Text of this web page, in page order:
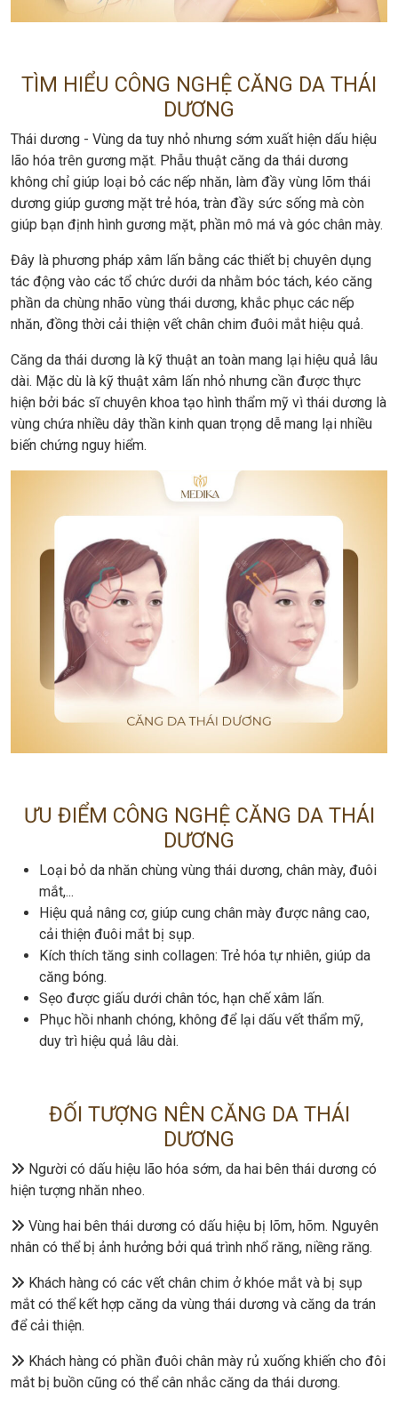
TÌM HIỂU CÔNG NGHỆ CĂNG DA THÁI
DƯƠNG
Thái dương - Vùng da tuy nhỏ nhưng sớm xuất hiện dấu hiệu
lão hóa trên gương mặt. Phẫu thuật căng da thái dương
không chỉ giúp loại bỏ các nếp nhăn, làm đầy vùng lõm thái
dương giúp gương mặt trẻ hóa, tràn đầy sức sống mà còn
giúp bạn định hình gương mặt, phần mô má và góc chân mày.
Đây là phương pháp xâm lấn bằng các thiết bị chuyên dụng
tác động vào các tổ chức dưới da nhằm bóc tách, kéo căng
phần da chùng nhão vùng thái dương, khắc phục các nếp
nhăn, đồng thời cải thiện vết chân chim đuôi mắt hiệu quả.
Căng da thái dương là kỹ thuật an toàn mang lại hiệu quả lâu
dài. Mặc dù là kỹ thuật xâm lấn nhỏ nhưng cần được thực
hiện bởi bác sĩ chuyên khoa tạo hình thẩm mỹ vì thái dương là
vùng chứa nhiều dây thần kinh quan trọng dễ mang lại nhiều
biến chứng nguy hiểm.
ƯU ĐIỂM CÔNG NGHỆ CĂNG DA THÁI
DƯƠNG
Loại bỏ da nhăn chùng vùng thái dương, chân mày, đuôi
mắt,...
Hiệu quả nâng cơ, giúp cung chân mày được nâng cao,
cải thiện đuôi mắt bị sụp.
Kích thích tăng sinh collagen: Trẻ hóa tự nhiên, giúp da
căng bóng.
Sẹo được giấu dưới chân tóc, hạn chế xâm lấn.
Phục hồi nhanh chóng, không để lại dấu vết thẩm mỹ,
duy trì hiệu quả lâu dài.
ĐỐI TƯỢNG NÊN CĂNG DA THÁI
DƯƠNG
Người có dấu hiệu lão hóa sớm, da hai bên thái dương có
hiện tượng nhăn nheo.
Vùng hai bên thái dương có dấu hiệu bị lõm, hõm. Nguyên
nhân có thể bị ảnh hưởng bởi quá trình nhổ răng, niềng răng.
Khách hàng có các vết chân chim ở khóe mắt và bị sụp
mắt có thể kết hợp căng da vùng thái dương và căng da trán
để cải thiện.
Khách hàng có phần đuôi chân mày rủ xuống khiến cho đôi
mắt bị buồn cũng có thể cân nhắc căng da thái dương.